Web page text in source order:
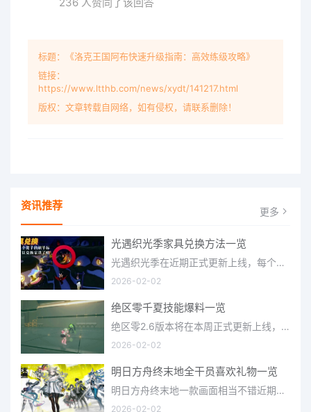
标题：《洛克王国阿布快速升级指南：高效练级攻略》
链接：
https://www.ltthb.com/news/xydt/141217.html
版权：文章转载自网络，如有侵权，请联系删除！
资讯推荐 更多
光遇织光季家具兑换方法一览
光遇织光季在近期正式更新上线，每个季节都有着许多全新内容和资讯可以让你来体验，不少刚体验的小伙伴想要知道
2026-02-02
绝区零千夏技能爆料一览
绝区零2.6版本将在本周正式更新上线，上周的前瞻直播官方给玩家们带来关于最新版本的卡池信息和相关活动内容，
2026-02-02
明日方舟终末地全干员喜欢礼物一览
明日方舟终末地一款画面相当不错近期非常火爆的大型二次元冒险游戏，这里有相当多好看的干员可以让你来抽取并
2026-02-02